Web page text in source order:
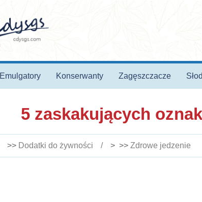
Emulgatory Konserwanty Zagęszczacze
5 zaskakujących
>> Dodatki do żywności > >> Zdrowe jedzenie